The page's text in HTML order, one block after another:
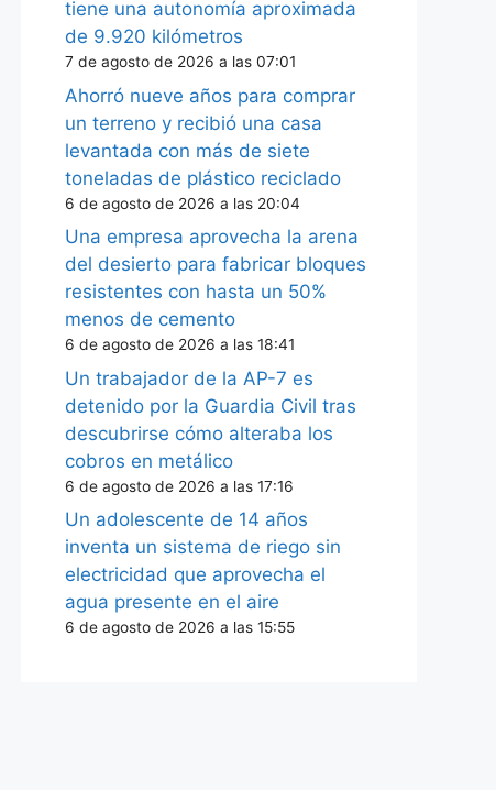
tiene una autonomía aproximada
de 9.920 kilómetros
7 de agosto de 2026 a las 07:01
Ahorró nueve años para comprar
un terreno y recibió una casa
levantada con más de siete
toneladas de plástico reciclado
6 de agosto de 2026 a las 20:04
Una empresa aprovecha la arena
del desierto para fabricar bloques
resistentes con hasta un 50%
menos de cemento
6 de agosto de 2026 a las 18:41
Un trabajador de la AP-7 es
detenido por la Guardia Civil tras
descubrirse cómo alteraba los
cobros en metálico
6 de agosto de 2026 a las 17:16
Un adolescente de 14 años
inventa un sistema de riego sin
electricidad que aprovecha el
agua presente en el aire
6 de agosto de 2026 a las 15:55